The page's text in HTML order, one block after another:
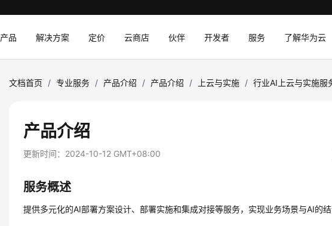
产品 解决方案 定价 云商店 伙伴 开发者 服务 了解华为云
文档首页 / 专业服务 / 产品介绍 / 产品介绍 / 上云与实施 / 行业AI上云与实施服
产品介绍
更新时间： 2024-10-12 GMT+08:00
服务概述
提供多元化的AI部署方案设计、部署实施和集成对接等服务，实现业务场景与AI的结